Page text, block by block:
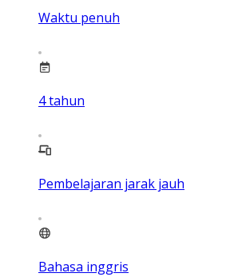
Waktu penuh
4tahun
Pembelajaran jarak jauh
Bahasa inggris